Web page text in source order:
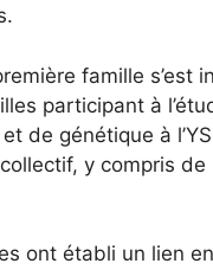
famille s’est
participant à
de génétique à
collectif, y compris
ont établi un lien